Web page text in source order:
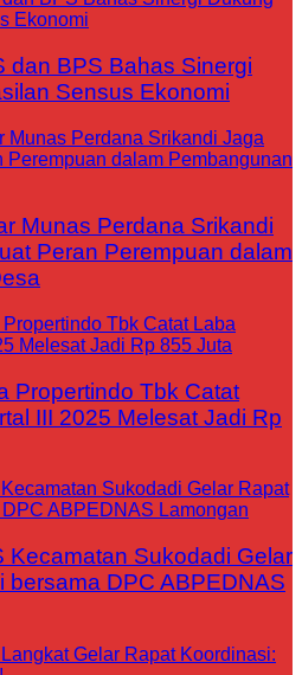
dan BPS Bahas Sinergi
Sensus Ekonomi
Munas Perdana Srikandi
Peran Perempuan dalam
Propertindo Tbk Catat
III 2025 Melesat Jadi Rp
Kecamatan Sukodadi Gelar
bersama DPC ABPEDNAS